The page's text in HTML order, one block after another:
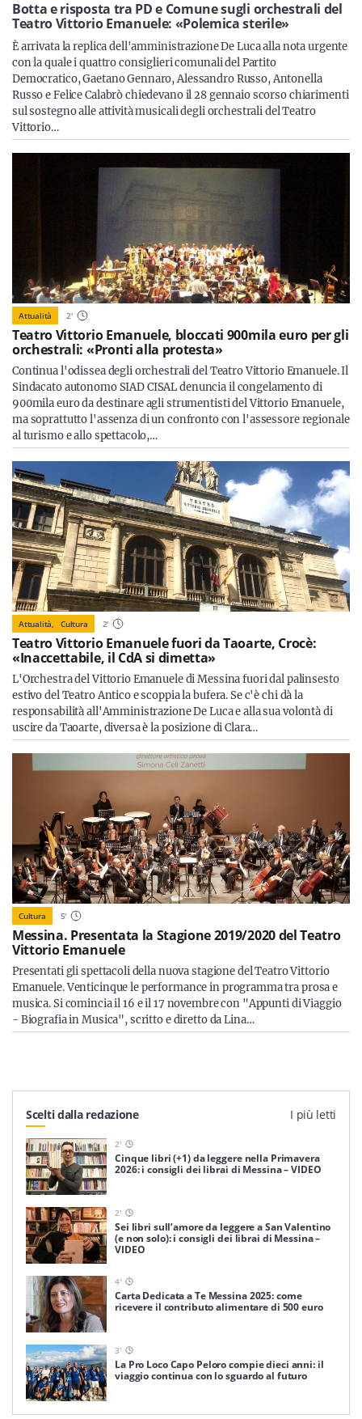
Servizi
Resta sempre aggiornato con le ultime news, iscriviti alla
Botta e risposta tra PD e Comune sugli orchestrali del
Teatro Vittorio Emanuele: «Polemica sterile»
È arrivata la replica dell'amministrazione De Luca alla nota urgente
con la quale i quattro consiglieri comunali del Partito
Democratico, Gaetano Gennaro, Alessandro Russo, Antonella
Russo e Felice Calabrò chiedevano il 28 gennaio scorso chiarimenti
sul sostegno alle attività musicali degli orchestrali del Teatro
Vittorio…
Attualità 2'
Teatro Vittorio Emanuele, bloccati 900mila euro per gli
orchestrali: «Pronti alla protesta»
Continua l'odissea degli orchestrali del Teatro Vittorio Emanuele. Il
Sindacato autonomo SIAD CISAL denuncia il congelamento di
900mila euro da destinare agli strumentisti del Vittorio Emanuele,
ma soprattutto l'assenza di un confronto con l'assessore regionale
al turismo e allo spettacolo,…
Attualità, Cultura 2'
Teatro Vittorio Emanuele fuori da Taoarte, Crocè:
«Inaccettabile, il CdA si dimetta»
L'Orchestra del Vittorio Emanuele di Messina fuori dal palinsesto
estivo del Teatro Antico e scoppia la bufera. Se c'è chi dà la
responsabilità all'Amministrazione De Luca e alla sua volontà di
uscire da Taoarte, diversa è la posizione di Clara…
Cultura 5'
Messina. Presentata la Stagione 2019/2020 del Teatro
Vittorio Emanuele
Presentati gli spettacoli della nuova stagione del Teatro Vittorio
Emanuele. Venticinque le performance in programma tra prosa e
musica. Si comincia il 16 e il 17 novembre con "Appunti di Viaggio
- Biografia in Musica", scritto e diretto da Lina…
Scelti dalla redazione I più letti
2'
Cinque libri (+1) da leggere nella Primavera
2026: i consigli dei librai di Messina – VIDEO
2'
Sei libri sull’amore da leggere a San Valentino
(e non solo): i consigli dei librai di Messina –
VIDEO
4'
Carta Dedicata a Te Messina 2025: come
ricevere il contributo alimentare di 500 euro
3'
La Pro Loco Capo Peloro compie dieci anni: il
viaggio continua con lo sguardo al futuro